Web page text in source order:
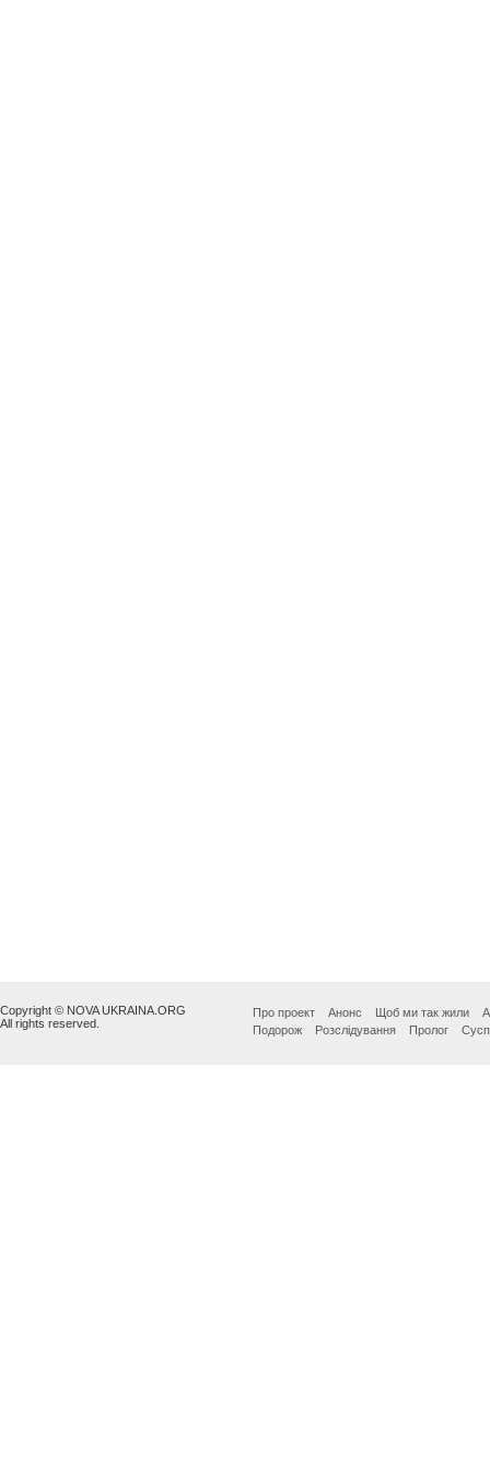
Copyright © NOVA UKRAINA.ORG
All rights reserved.
Про проект Анонс Щоб ми так жили
Подорож
Розслідування Пролог